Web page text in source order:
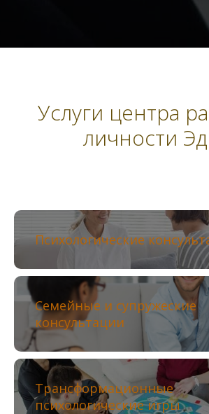
Услуги центра
личности
Психологические
Семейные и супружеские
консультации
Трансформационные
психологические игры